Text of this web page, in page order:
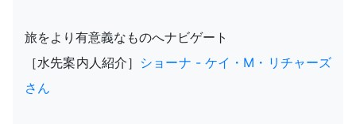
旅をより有意義なものへナビゲート
［水先案内人紹介］ ショーナ - ケイ・M・リチャーズ
さん